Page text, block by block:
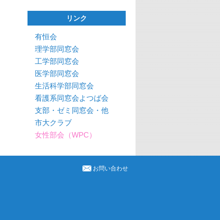
リンク
有恒会
理学部同窓会
工学部同窓会
医学部同窓会
生活科学部同窓会
看護系同窓会よつば会
支部・ゼミ同窓会・他
市大クラブ
女性部会（WPC）
お問い合わせ